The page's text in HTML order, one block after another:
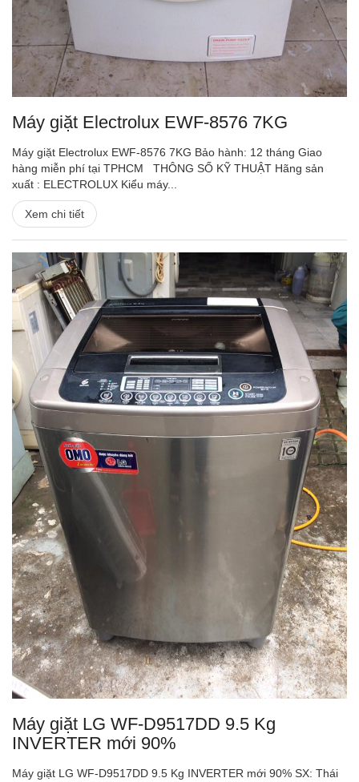
Máy giặt Electrolux EWF-8576 7KG
Máy giặt Electrolux EWF-8576 7KG Bảo hành: 12 tháng Giao
hàng miễn phí tại TPHCM THÔNG SỐ KỸ THUẬT Hãng sản
xuất : ELECTROLUX Kiểu máy...
Xem chi tiết
Máy giặt LG WF-D9517DD 9.5 Kg
INVERTER mới 90%
Máy giặt LG WF-D9517DD 9.5 Kg INVERTER mới 90% SX: Thái